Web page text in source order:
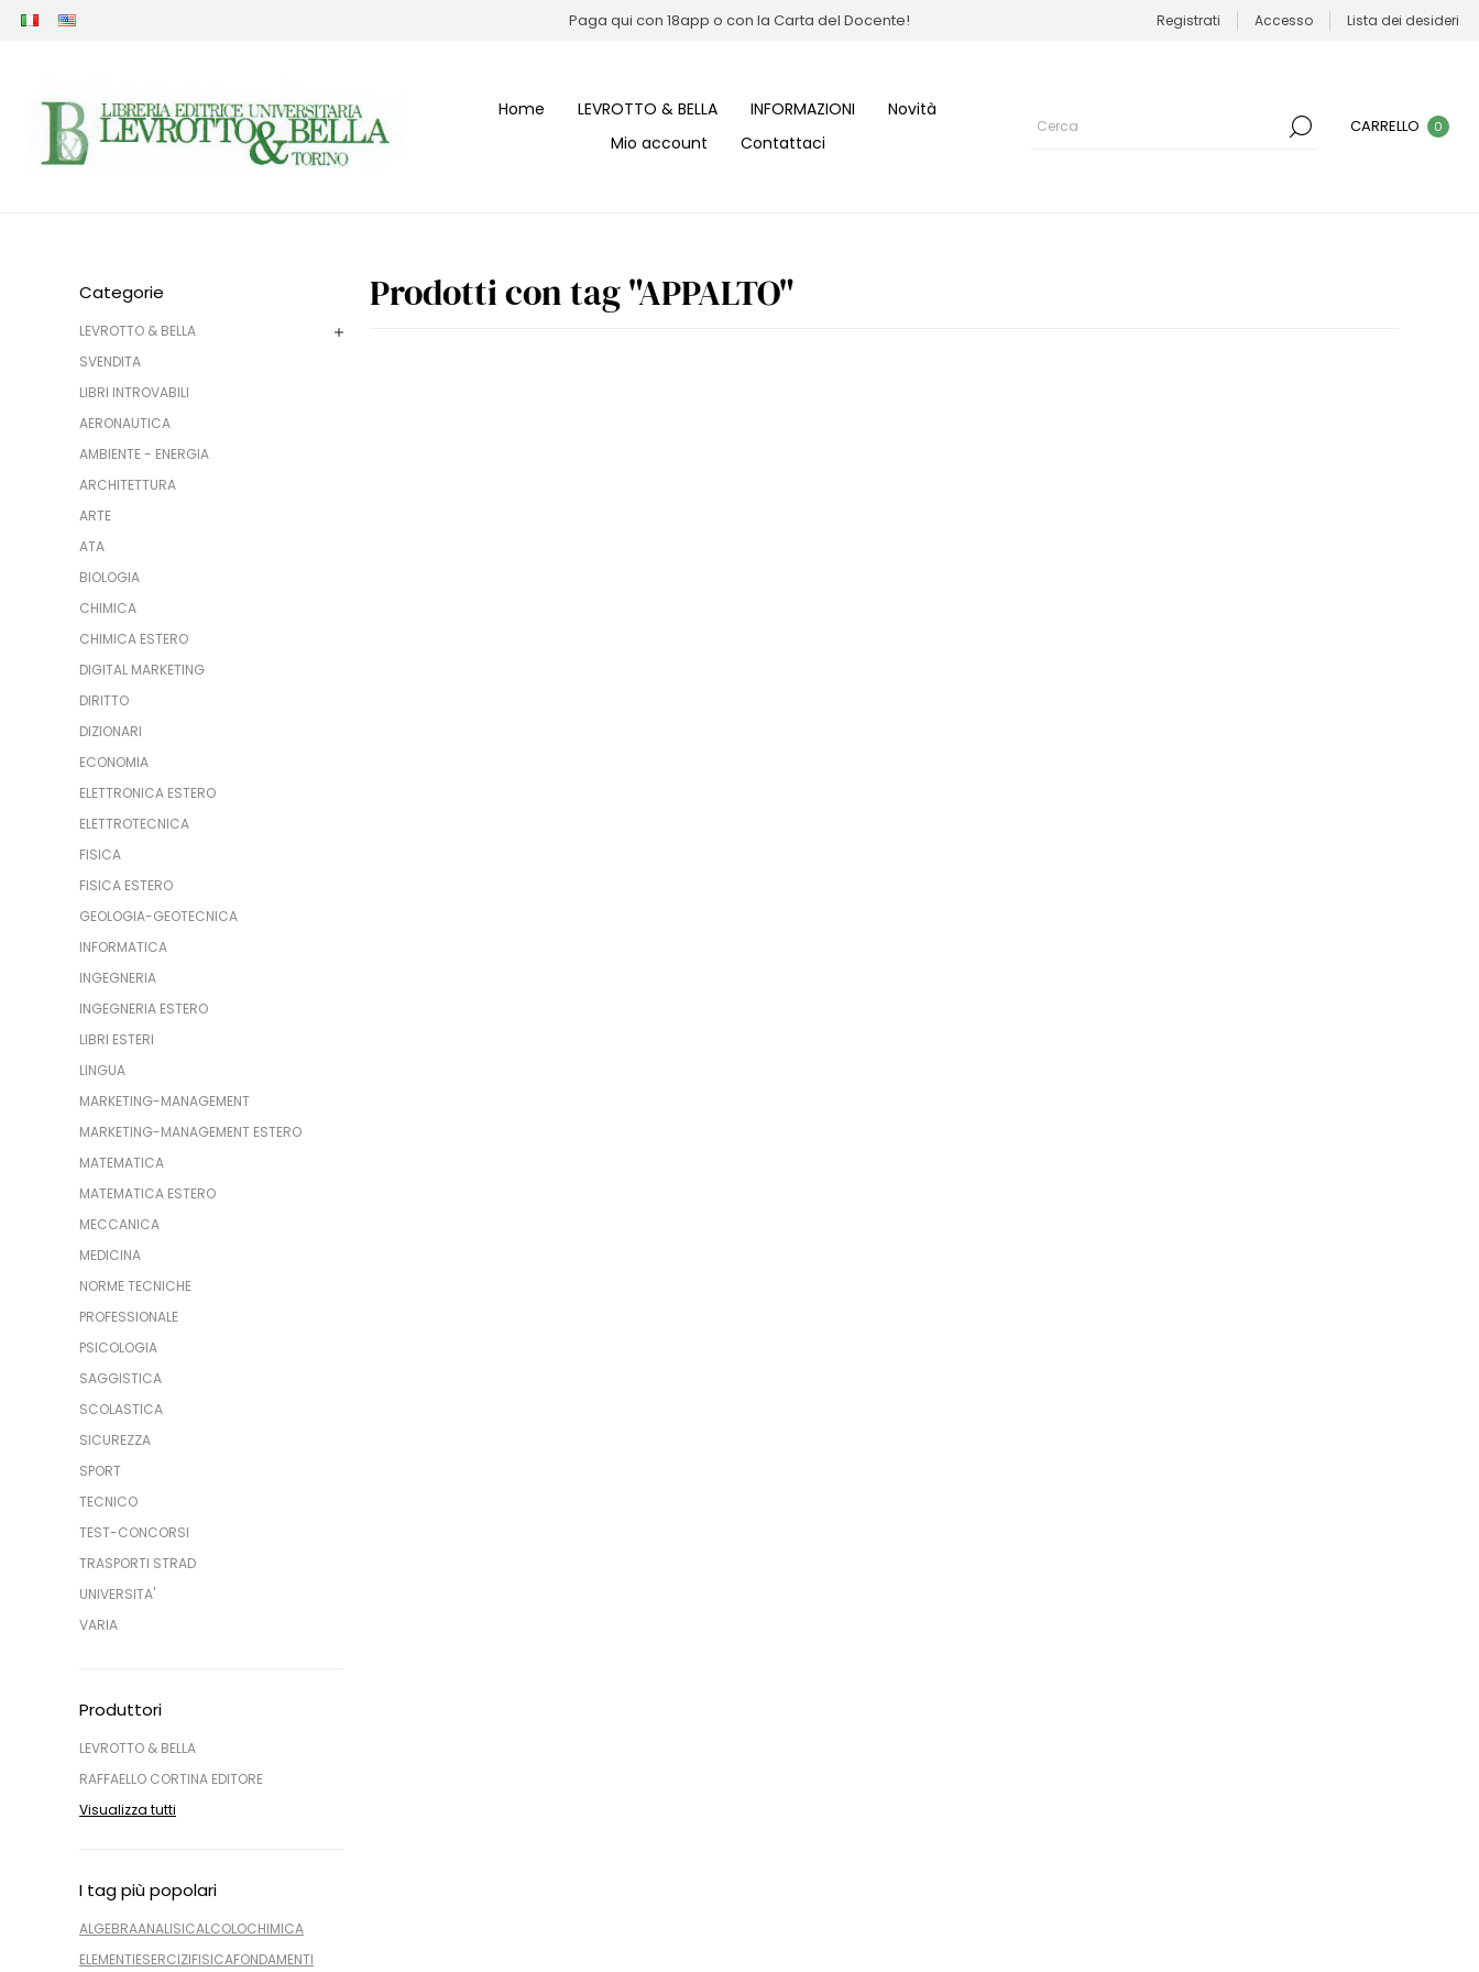
Paga qui con 18app o con la Carta del Docente! Registrati Accesso Lista dei desideri
Home LEVROTTO & BELLA INFORMAZIONI
Novità
Mio account
Contattaci
CARRELLO 0
Categorie
LEVROTTO & BELLA
SVENDITA
LIBRI INTROVABILI
AERONAUTICA
AMBIENTE - ENERGIA
ARCHITETTURA
ARTE
ATA
BIOLOGIA
CHIMICA
CHIMICA ESTERO
DIGITAL MARKETING
DIRITTO
DIZIONARI
ECONOMIA
ELETTRONICA ESTERO
ELETTROTECNICA
FISICA
FISICA ESTERO
GEOLOGIA-GEOTECNICA
INFORMATICA
INGEGNERIA
INGEGNERIA ESTERO
LIBRI ESTERI
LINGUA
MARKETING-MANAGEMENT
MARKETING-MANAGEMENT ESTERO
MATEMATICA
MATEMATICA ESTERO
MECCANICA
MEDICINA
NORME TECNICHE
PROFESSIONALE
PSICOLOGIA
SAGGISTICA
SCOLASTICA
SICUREZZA
SPORT
TECNICO
TEST-CONCORSI
TRASPORTI STRAD
UNIVERSITA'
VARIA
Produttori
LEVROTTO & BELLA
RAFFAELLO CORTINA EDITORE
Visualizza tutti
I tag più popolari
ALGEBRAANALISICALCOLOCHIMICA
ELEMENTIESERCIZIFISICAFONDAMENTI
Prodotti con tag "APPALTO"